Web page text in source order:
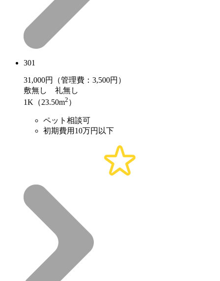
301
31,000円（管理費：3,500円）
敷無し 礼無し
1K（23.50m2 ）
ペット相談可
初期費用10万円以下